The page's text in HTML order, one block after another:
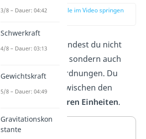
zur Stelle im Video springen
In Lehrbüchern findest du nicht
nur die Einheit N, sondern auch
andere Größenordnungen. Du
unterscheidest zwischen den
oberen und unteren Einheiten.
Obereinheiten
3/8 – Dauer: 04:42
Schwerkraft
4/8 – Dauer: 03:13
Gewichtskraft
5/8 – Dauer: 04:49
Gravitationskon
stante